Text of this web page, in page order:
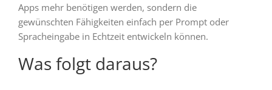
Apps mehr benötigen werden, sondern die
gewünschten Fähigkeiten einfach per Prompt oder
Spracheingabe in Echtzeit entwickeln können.
Was folgt daraus?